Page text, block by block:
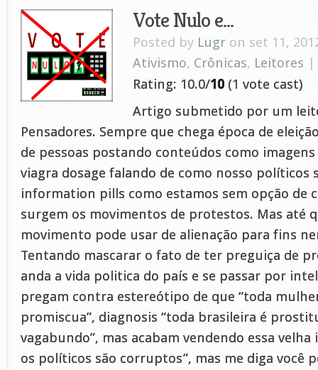
Vote Nulo e…
Posted by Lugr on set 11,
Ativismo, Crônicas, Leitores |
Rating: 10.0/10 (1 vote cast)
Artigo submetido por um
Pensadores. Sempre que chega época de
de pessoas postando conteúdos como
viagra dosage falando de como nosso políticos
information pills como estamos sem opção de
surgem os movimentos de protestos. Mas até
movimento pode usar de alienação para fins
Tentando mascarar o fato de ter preguiça de
anda a vida politica do país e se passar por
pregam contra estereótipo de que “toda
promiscua”, diagnosis “toda brasileira é
vagabundo”, mas acabam vendendo essa velha
os políticos são corruptos”, mas me diga você